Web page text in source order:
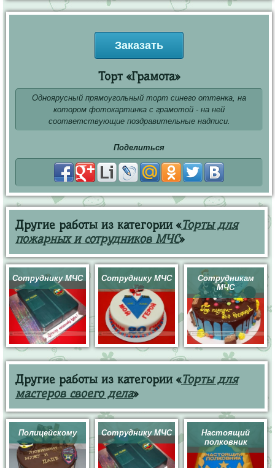
Заказать
Торт «Грамота»
Одноярусный прямоугольный торт синего оттенка, на
котором фотокартинка с грамотой - на ней
соответствующие поздравительные надписи.
Поделиться
Другие работы из категории «Торты для
пожарных и сотрудников МЧС»
Сотруднику МЧС Сотруднику МЧС
Сотрудникам
МЧС
Другие работы из категории «Торты для
мастеров своего дела»
Полицейскому Сотруднику МЧС
Настоящий
полковник